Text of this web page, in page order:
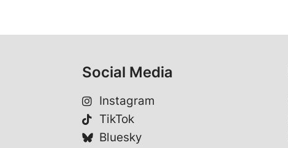
Social Media
Instagram
TikTok
Bluesky